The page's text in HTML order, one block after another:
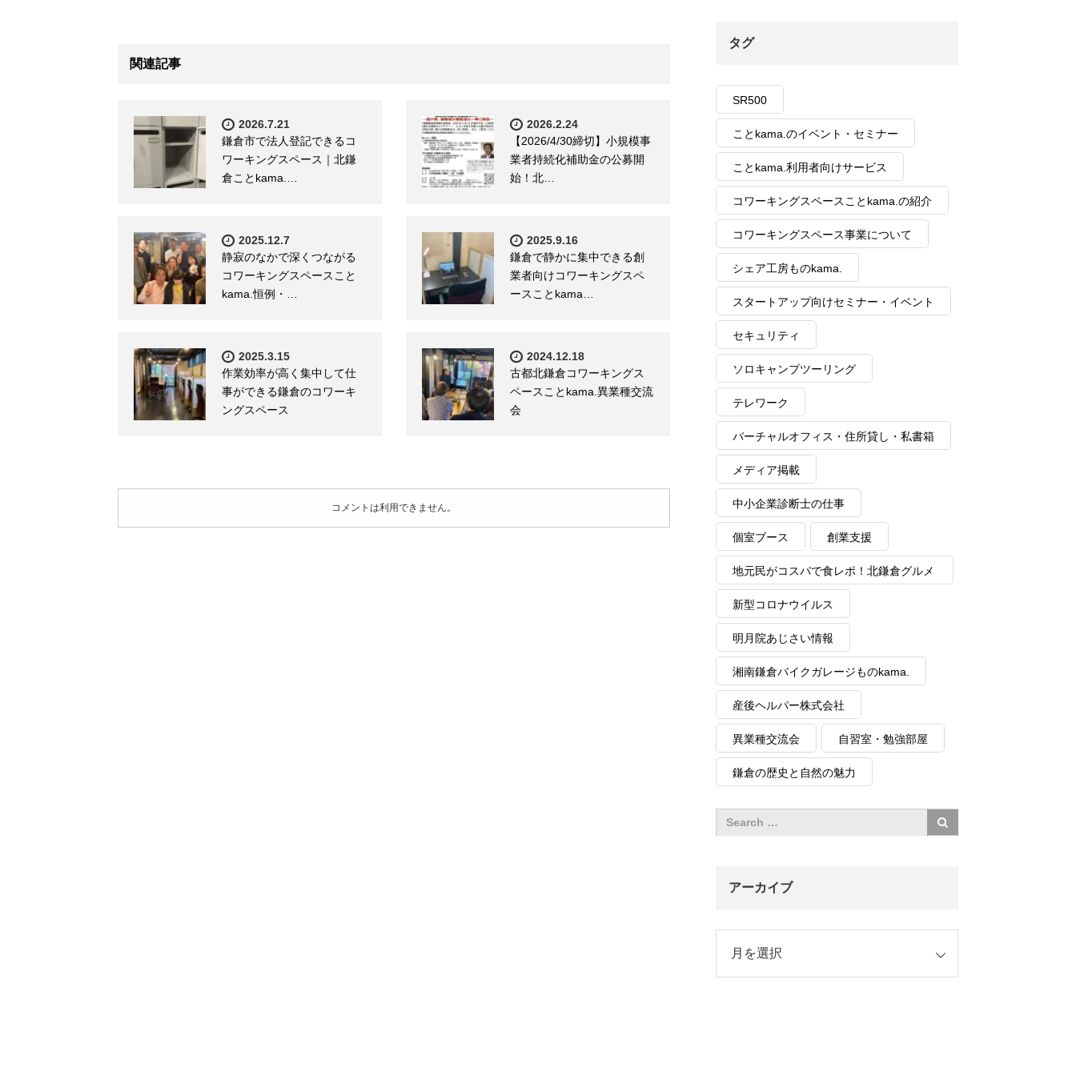
関連記事
2026.7.21
鎌倉市で法人登記できるコ
ワーキングスペース｜北鎌
倉ことkama.…
2026.2.24
【2026/4/30締切】小規模事
業者持続化補助金の公募開
始！北…
2025.12.7
静寂のなかで深くつながる
コワーキングスペースこと
kama.恒例・…
2025.9.16
鎌倉で静かに集中できる創
業者向けコワーキングスペ
ースことkama…
2025.3.15
作業効率が高く集中して仕
事ができる鎌倉のコワーキ
ングスペース
2024.12.18
古都北鎌倉コワーキングス
ペースことkama.異業種交流
会
コメントは利用できません。
タグ
SR500
ことkama.のイベント・セミナー
ことkama.利用者向けサービス
コワーキングスペースことkama.の紹介
コワーキングスペース事業について
シェア工房ものkama.
スタートアップ向けセミナー・イベント
セキュリティ
ソロキャンプツーリング
テレワーク
バーチャルオフィス・住所貸し・私書箱
メディア掲載
中小企業診断士の仕事
個室ブース 創業支援
地元民がコスパで食レポ！北鎌倉グルメ
情報
新型コロナウイルス
明月院あじさい情報
湘南鎌倉バイクガレージものkama.
産後ヘルパー株式会社
異業種交流会 自習室・勉強部屋
鎌倉の歴史と自然の魅力
アーカイブ